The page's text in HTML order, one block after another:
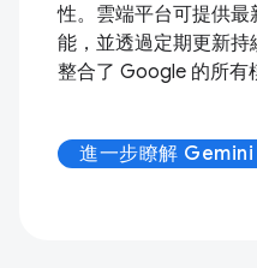
性。雲端平台可提供
能，並透過定期更新
整合了 Google 的所有
進一步瞭解 Gemini